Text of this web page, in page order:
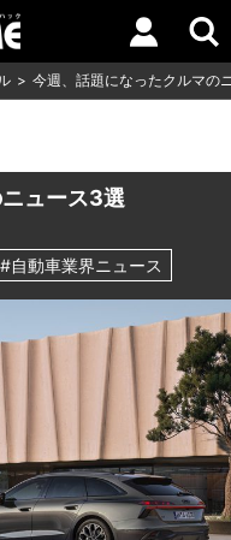
今週、話題になったクルマの
ュース3選
#自動車業界ニュース